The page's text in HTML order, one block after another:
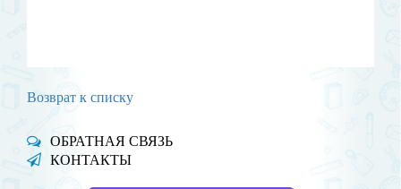
Возврат к списку
ОБРАТНАЯ СВЯЗЬ
КОНТАКТЫ